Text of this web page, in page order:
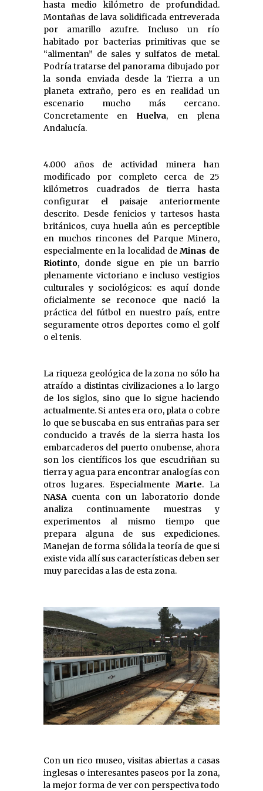
hasta medio kilómetro de profundidad.
Montañas de lava solidificada entreverada
por amarillo azufre. Incluso un río
habitado por bacterias primitivas que se
“alimentan” de sales y sulfatos de metal.
Podría tratarse del panorama dibujado por
la sonda enviada desde la Tierra a un
planeta extraño, pero es en realidad un
escenario mucho más cercano.
Concretamente en Huelva, en plena
Andalucía.
4.000 años de actividad minera han
modificado por completo cerca de 25
kilómetros cuadrados de tierra hasta
configurar el paisaje anteriormente
descrito. Desde fenicios y tartesos hasta
británicos, cuya huella aún es perceptible
en muchos rincones del Parque Minero,
especialmente en la localidad de Minas de
Riotinto, donde sigue en pie un barrio
plenamente victoriano e incluso vestigios
culturales y sociológicos: es aquí donde
oficialmente se reconoce que nació la
práctica del fútbol en nuestro país, entre
seguramente otros deportes como el golf
o el tenis.
La riqueza geológica de la zona no sólo ha
atraído a distintas civilizaciones a lo largo
de los siglos, sino que lo sigue haciendo
actualmente. Si antes era oro, plata o cobre
lo que se buscaba en sus entrañas para ser
conducido a través de la sierra hasta los
embarcaderos del puerto onubense, ahora
son los científicos los que escudriñan su
tierra y agua para encontrar analogías con
otros lugares. Especialmente Marte. La
NASA cuenta con un laboratorio donde
analiza continuamente muestras y
experimentos al mismo tiempo que
prepara alguna de sus expediciones.
Manejan de forma sólida la teoría de que si
existe vida allí sus características deben ser
muy parecidas a las de esta zona.
Con un rico museo, visitas abiertas a casas
inglesas o interesantes paseos por la zona,
la mejor forma de ver con perspectiva todo